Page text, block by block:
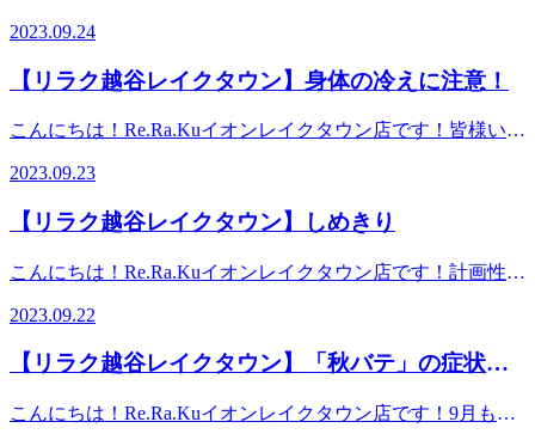
い…？？急に気温変化に困惑した鈴木です。薄手の長袖長ズ
ボンのパジャマで寝ましたがそれでもひんやりして、しっか
り上掛けをかけて。特に、AM3:30に起きてラグビー観てい
に今大会で一番注目していた【南アフリカvsアイルランド】
の試合が楽しすぎて気がついたら寒さ忘れていましたが(^-^;
ないかなと思いますが、知らぬ間に体がキンキンに冷えてい
る事も。太ももとか二の腕、肩回りなどは特にご注意を。
徐々に寝る際の服装や寝具も季節に合わせて替えていって下
気に健康に過ごすためにも、一工夫必要です！！本日迄の限
下さい！！あなただけのオーダーメイド施術でゆったり時間
ージのようなほぐしだけではなく、お客様に合わせた様々な
2023.09.24
【リラク越谷レイクタウン】身体の冷えに注意！
こんにちは！Re.Ra.Kuイオンレイクタウン店です！皆様いか
事が増えました。秋の気候は過ごしやすいので、美味しい実
りの果物や旬のお野菜を堪能できますね。そして今の感じで
すと、季節の変わり目の序章という言葉がぴったりな気がし
が増えたり、気圧の変化でお身体の流れも変わると思いま
す。そんな時は、まずお身体の冷えを気にされてみて下さ
い。特にお腹が冷えることで自律神経も乱れてくるのでおへ
そから円と描くように、ぐるぐると右から左へ...行いますと
気持ちも整いますよ。なでであげるだけ、優しくやればやる
ほど、神経が緩みますのでぜひ、簡単ですから、冷えから来
2023.09.23
【リラク越谷レイクタウン】しめきり
こんにちは！Re.Ra.Kuイオンレイクタウン店です！計画性っ
着実に毎日コツコツ勧められるタイプ、や最初は頑張れてい
るけどどこかでサボりだしてしまってビックリするくらいお
わってないーと焦る子。私は最初からやらず最後に【やれる
にかなると思っていました。大人になった今、分かります。
2023.09.22
【リラク越谷レイクタウン】「秋バテ」の症状出
こんにちは！Re.Ra.Kuイオンレイクタウン店です！9月も半